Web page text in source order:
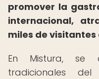
promover la
internacional,
miles de visitantes
En Mistura, se
tradicionales